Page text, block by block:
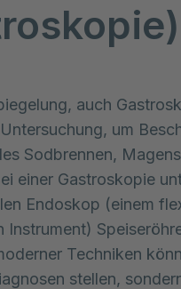
auch
um
Sodbrennen,
einer Gastroskopie
Endoskop (einem
Instrument)
Techniken
stellen,